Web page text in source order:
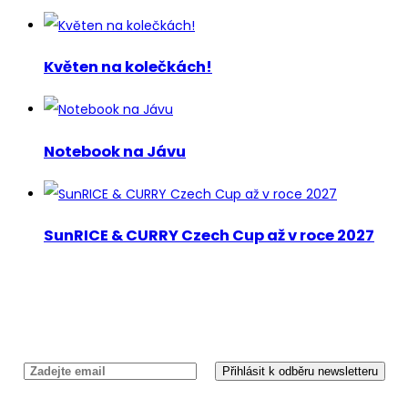
Květen na kolečkách!
Notebook na Jávu
SunRICE & CURRY Czech Cup až v roce 2027